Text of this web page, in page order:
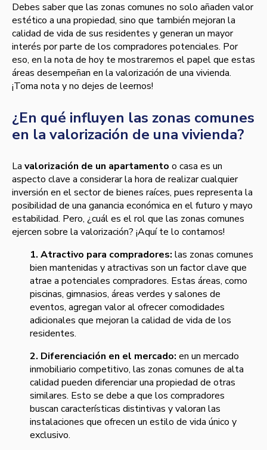
Debes saber que las zonas comunes no solo añaden valor
estético a una propiedad, sino que también mejoran la
calidad de vida de sus residentes y generan un mayor
interés por parte de los compradores potenciales. Por
eso, en la nota de hoy te mostraremos el papel que estas
áreas desempeñan en la valorización de una vivienda.
¡Toma nota y no dejes de leernos!
¿En qué influyen las zonas comunes
en la valorización de una vivienda?
La valorización de un apartamento o casa es un
aspecto clave a considerar la hora de realizar cualquier
inversión en el sector de bienes raíces, pues representa la
posibilidad de una ganancia económica en el futuro y mayo
estabilidad. Pero, ¿cuál es el rol que las zonas comunes
ejercen sobre la valorización? ¡Aquí te lo contamos!
1. Atractivo para compradores: las zonas comunes
bien mantenidas y atractivas son un factor clave que
atrae a potenciales compradores. Estas áreas, como
piscinas, gimnasios, áreas verdes y salones de
eventos, agregan valor al ofrecer comodidades
adicionales que mejoran la calidad de vida de los
residentes.
2. Diferenciación en el mercado: en un mercado
inmobiliario competitivo, las zonas comunes de alta
calidad pueden diferenciar una propiedad de otras
similares. Esto se debe a que los compradores
buscan características distintivas y valoran las
instalaciones que ofrecen un estilo de vida único y
exclusivo.